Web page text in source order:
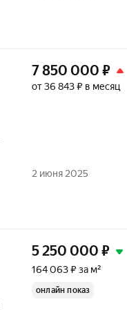
7 850 000 ₽
от 36 843 ₽ в месяц
2 июня 2025
5 250 000 ₽
164 063 ₽ за м²
онлайн показ